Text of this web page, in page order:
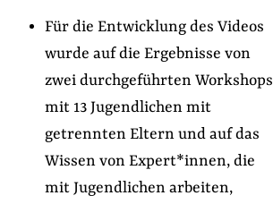
Für die Entwicklung des Videos
wurde auf die Ergebnisse von
zwei durchgeführten Workshops
mit 13 Jugendlichen mit
getrennten Eltern und auf das
Wissen von Expert*innen, die
mit Jugendlichen arbeiten,